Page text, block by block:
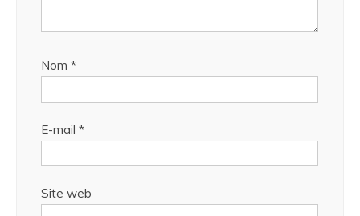
Nom *
E-mail *
Site web